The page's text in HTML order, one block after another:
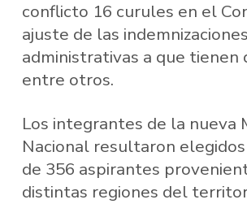
conflicto 16 curules en el
ajuste de las indemnizaciones
administrativas a que tienen
entre otros.
Los integrantes de la nueva
Nacional resultaron
de 356 aspirantes
distintas regiones del